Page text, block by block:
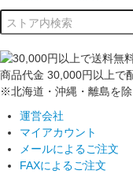
商品代金 30,000円以上で
※北海道・沖縄・離島を除
運営会社
マイアカウント
メールによるご注文
FAXによるご注文